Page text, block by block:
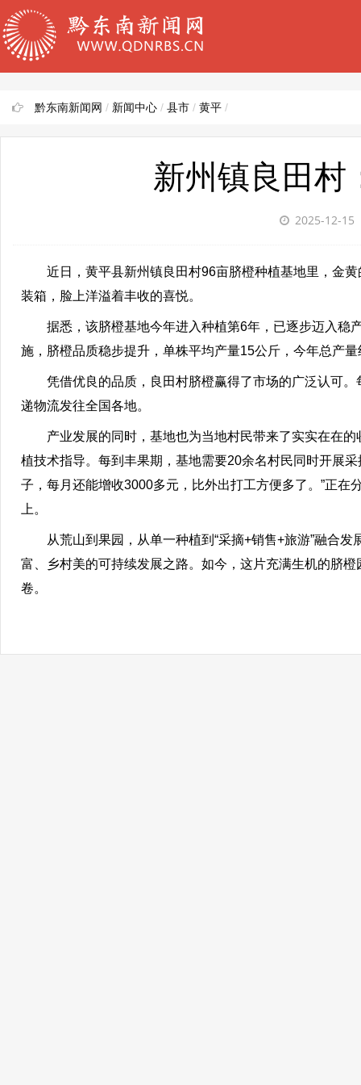
黔东南新闻网 / 新闻中心 / 县市 / 黄平 /
新州镇良田村
2025-12-15
近日，黄平县新州镇良田村96亩脐橙种植基地里，金黄
装箱，脸上洋溢着丰收的喜悦。
据悉，该脐橙基地今年进入种植第6年，已逐步迈入稳
施，脐橙品质稳步提升，单株平均产量15公斤，今年总产
凭借优良的品质，良田村脐橙赢得了市场的广泛认可。
递物流发往全国各地。
产业发展的同时，基地也为当地村民带来了实实在在的
植技术指导。每到丰果期，基地需要20余名村民同时开展
子，每月还能增收3000多元，比外出打工方便多了。”正
上。
从荒山到果园，从单一种植到“采摘+销售+旅游”融合发
富、乡村美的可持续发展之路。如今，这片充满生机的脐
卷。